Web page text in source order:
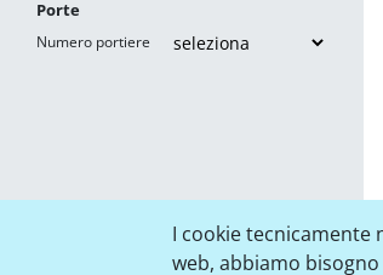
I cookie
web, abbiamo
Porte
Numero portiere